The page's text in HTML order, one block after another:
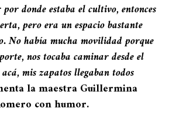
donde estaba el cultivo, entonces
pero era un espacio bastante
No había mucha movilidad porque
nos tocaba caminar desde el
mis zapatos llegaban todos
la maestra Guillermina
con humor.